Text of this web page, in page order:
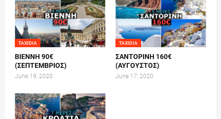
TAXIDIA
ΒΙΕΝΝΗ 90€
(ΣΕΠΤΕΜΒΡΙΟΣ)
June 19, 2020
TAXIDIA
ΣΑΝΤΟΡΙΝΗ 160€
(ΑΥΓΟΥΣΤΟΣ)
June 17, 2020